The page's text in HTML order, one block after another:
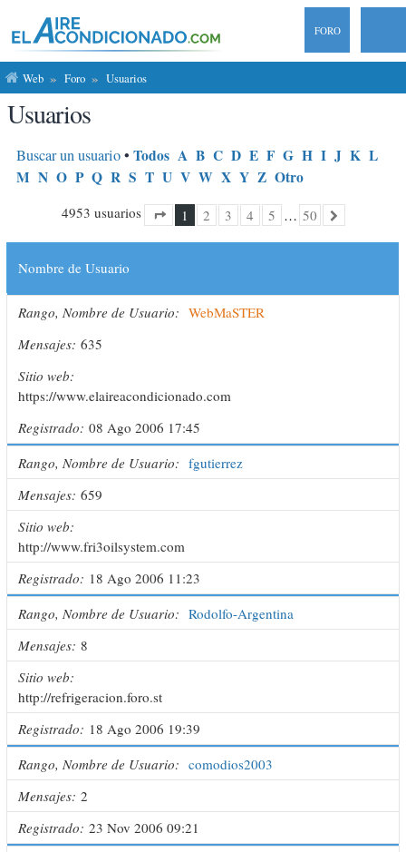
FORO
Web Foro Usuarios
Usuarios
Buscar un usuario• Todos A B C D E F G H I J K L
M N O P Q R S T U V W X Y Z Otro
4953 usuarios
Página1de50
1 2 3 4 5 … 50
Siguiente
Nombre de Usuario
Rango, Nombre de Usuario
WebMaSTER
Mensajes 635
Sitio web
https://www.elaireacondicionado.com
Registrado 08 Ago 2006 17:45
Rango, Nombre de Usuario
fgutierrez
Mensajes 659
Sitio web
http://www.fri3oilsystem.com
Registrado
18 Ago 2006 11:23
Rango, Nombre de Usuario
Rodolfo-Argentina
Mensajes 8
Sitio web
http://refrigeracion.foro.st
Registrado
18 Ago 2006 19:39
Rango, Nombre de Usuario
comodios2003
Mensajes 2
Registrado 23 Nov 2006 09:21